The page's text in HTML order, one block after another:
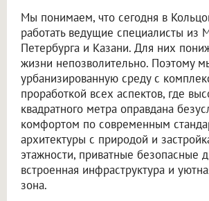
Мы понимаем, что сегодня в
работать ведущие специалисты из
Петербурга и Казани. Для них
жизни непозволительно. Поэтому
урбанизированную среду с
проработкой всех аспектов, где
квадратного метра оправдана
комфортом по современным
архитектуры с природой и
этажности, приватные безопасные
встроенная инфраструктура и
зона.